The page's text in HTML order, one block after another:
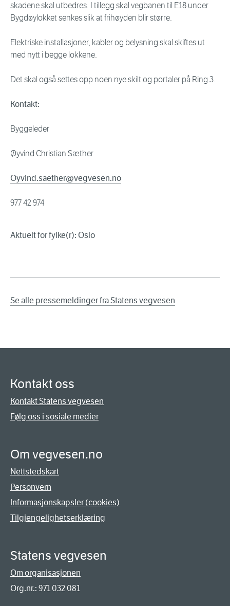
skadene skal utbedres. I tillegg skal vegbanen til E18 under
Bygdøylokket senkes slik at frihøyden blir større.
Elektriske installasjoner, kabler og belysning skal skiftes ut
med nytt i begge lokkene.
Det skal også settes opp noen nye skilt og portaler på Ring 3.
Kontakt:
Byggeleder
Øyvind Christian Sæther
Oyvind.saether@vegvesen.no
977 42 974
Aktuelt for fylke(r): Oslo
Se alle pressemeldinger fra Statens vegvesen
Kontakt oss
Kontakt Statens vegvesen
Følg oss i sosiale medier
Om vegvesen.no
Nettstedskart
Personvern
Informasjonskapsler (cookies)
Tilgjengelighetserklæring
Statens vegvesen
Om organisasjonen
Org.nr.: 971 032 081